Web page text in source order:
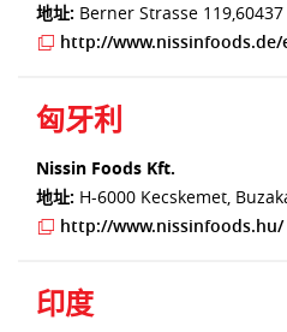
地址: Berner Strasse
http://www.nissinfoods.de/
匈牙利
Nissin Foods Kft.
地址: H-6000 Kecskemet,
http://www.nissinfoods.hu/
印度